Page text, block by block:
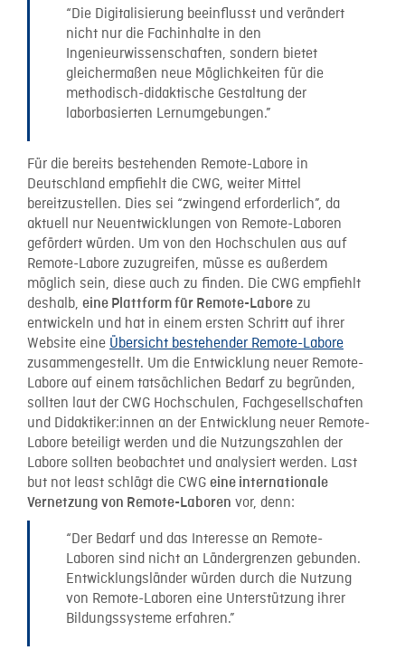
“Die Digitalisierung beeinflusst und verändert
nicht nur die Fachinhalte in den
Ingenieurwissenschaften, sondern bietet
gleichermaßen neue Möglichkeiten für die
methodisch-didaktische Gestaltung der
laborbasierten Lernumgebungen.”
Für die bereits bestehenden Remote-Labore in
Deutschland empfiehlt die CWG, weiter Mittel
bereitzustellen. Dies sei “zwingend erforderlich”, da
aktuell nur Neuentwicklungen von Remote-Laboren
gefördert würden. Um von den Hochschulen aus auf
Remote-Labore zuzugreifen, müsse es außerdem
möglich sein, diese auch zu finden. Die CWG empfiehlt
deshalb, eine Plattform für Remote-Labore zu
entwickeln und hat in einem ersten Schritt auf ihrer
Website eine Übersicht bestehender Remote-Labore
zusammengestellt. Um die Entwicklung neuer Remote-
Labore auf einem tatsächlichen Bedarf zu begründen,
sollten laut der CWG Hochschulen, Fachgesellschaften
und Didaktiker:innen an der Entwicklung neuer Remote-
Labore beteiligt werden und die Nutzungszahlen der
Labore sollten beobachtet und analysiert werden. Last
but not least schlägt die CWG eine internationale
Vernetzung von Remote-Laboren vor, denn:
“Der Bedarf und das Interesse an Remote-
Laboren sind nicht an Ländergrenzen gebunden.
Entwicklungsländer würden durch die Nutzung
von Remote-Laboren eine Unterstützung ihrer
Bildungssysteme erfahren.”